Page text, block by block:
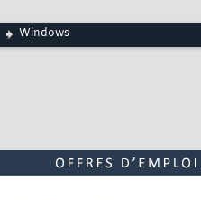
Windows